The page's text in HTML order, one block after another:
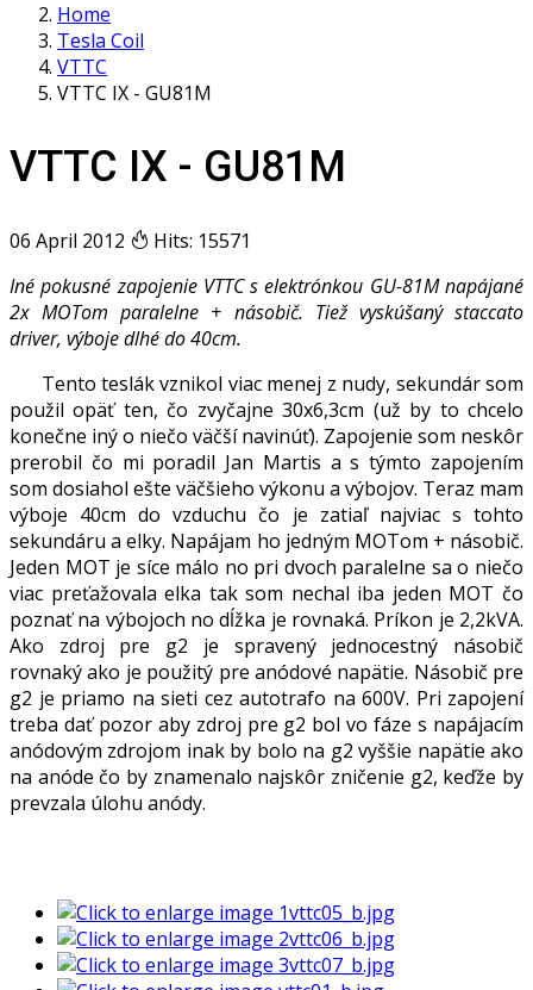
Home
Tesla Coil
VTTC
VTTC IX - GU81M
VTTC IX - GU81M
06 April 2012
Hits: 15571
Iné pokusné zapojenie VTTC s elektrónkou GU-81M napájané
2x MOTom paralelne + násobič. Tiež vyskúšaný staccato
driver, výboje dlhé do 40cm.
Tento teslák vznikol viac menej z nudy, sekundár som
použil opäť ten, čo zvyčajne 30x6,3cm (už by to chcelo
konečne iný o niečo väčší navinúť). Zapojenie som neskôr
prerobil čo mi poradil Jan Martis a s týmto zapojením
som dosiahol ešte väčšieho výkonu a výbojov. Teraz mam
výboje 40cm do vzduchu čo je zatiaľ najviac s tohto
sekundáru a elky. Napájam ho jedným MOTom + násobič.
Jeden MOT je síce málo no pri dvoch paralelne sa o niečo
viac preťažovala elka tak som nechal iba jeden MOT čo
poznať na výbojoch no dĺžka je rovnaká. Príkon je 2,2kVA.
Ako zdroj pre g2 je spravený jednocestný násobič
rovnaký ako je použitý pre anódové napätie. Násobič pre
g2 je priamo na sieti cez autotrafo na 600V. Pri zapojení
treba dať pozor aby zdroj pre g2 bol vo fáze s napájacím
anódovým zdrojom inak by bolo na g2 vyššie napätie ako
na anóde čo by znamenalo najskôr zničenie g2, keďže by
prevzala úlohu anódy.